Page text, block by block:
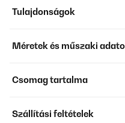
Tulajdonságok
Méretek és műszaki
Csomag tartalma
Szállítási feltételek